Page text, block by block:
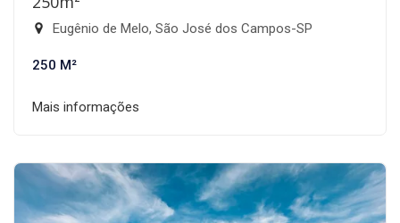
Eugênio de Melo, São José dos Campos-SP
250 M²
Mais informações